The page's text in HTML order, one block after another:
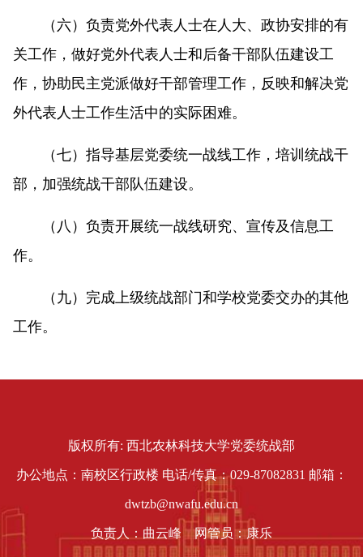
（六）负责党外代表人士在人大、政协安排的有
关工作，做好党外代表人士和后备干部队伍建设工
作，协助民主党派做好干部管理工作，反映和解决党
外代表人士工作生活中的实际困难。
（七）指导基层党委统一战线工作，培训统战干
部，加强统战干部队伍建设。
（八）负责开展统一战线研究、宣传及信息工
作。
（九）完成上级统战部门和学校党委交办的其他
工作。
版权所有: 西北农林科技大学党委统战部
办公地点：南校区行政楼 电话/传真：029-87082831 邮箱：
dwtzb@nwafu.edu.cn
负责人：曲云峰 网管员：康乐